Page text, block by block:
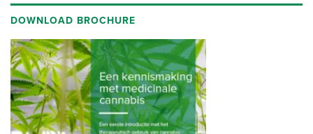
ontvangen.
Achternaam*
DOWNLOAD BROCHURE